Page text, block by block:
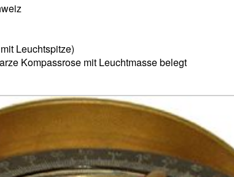
Leuchtspitze)
Kompassrose mit Leuchtmasse belegt